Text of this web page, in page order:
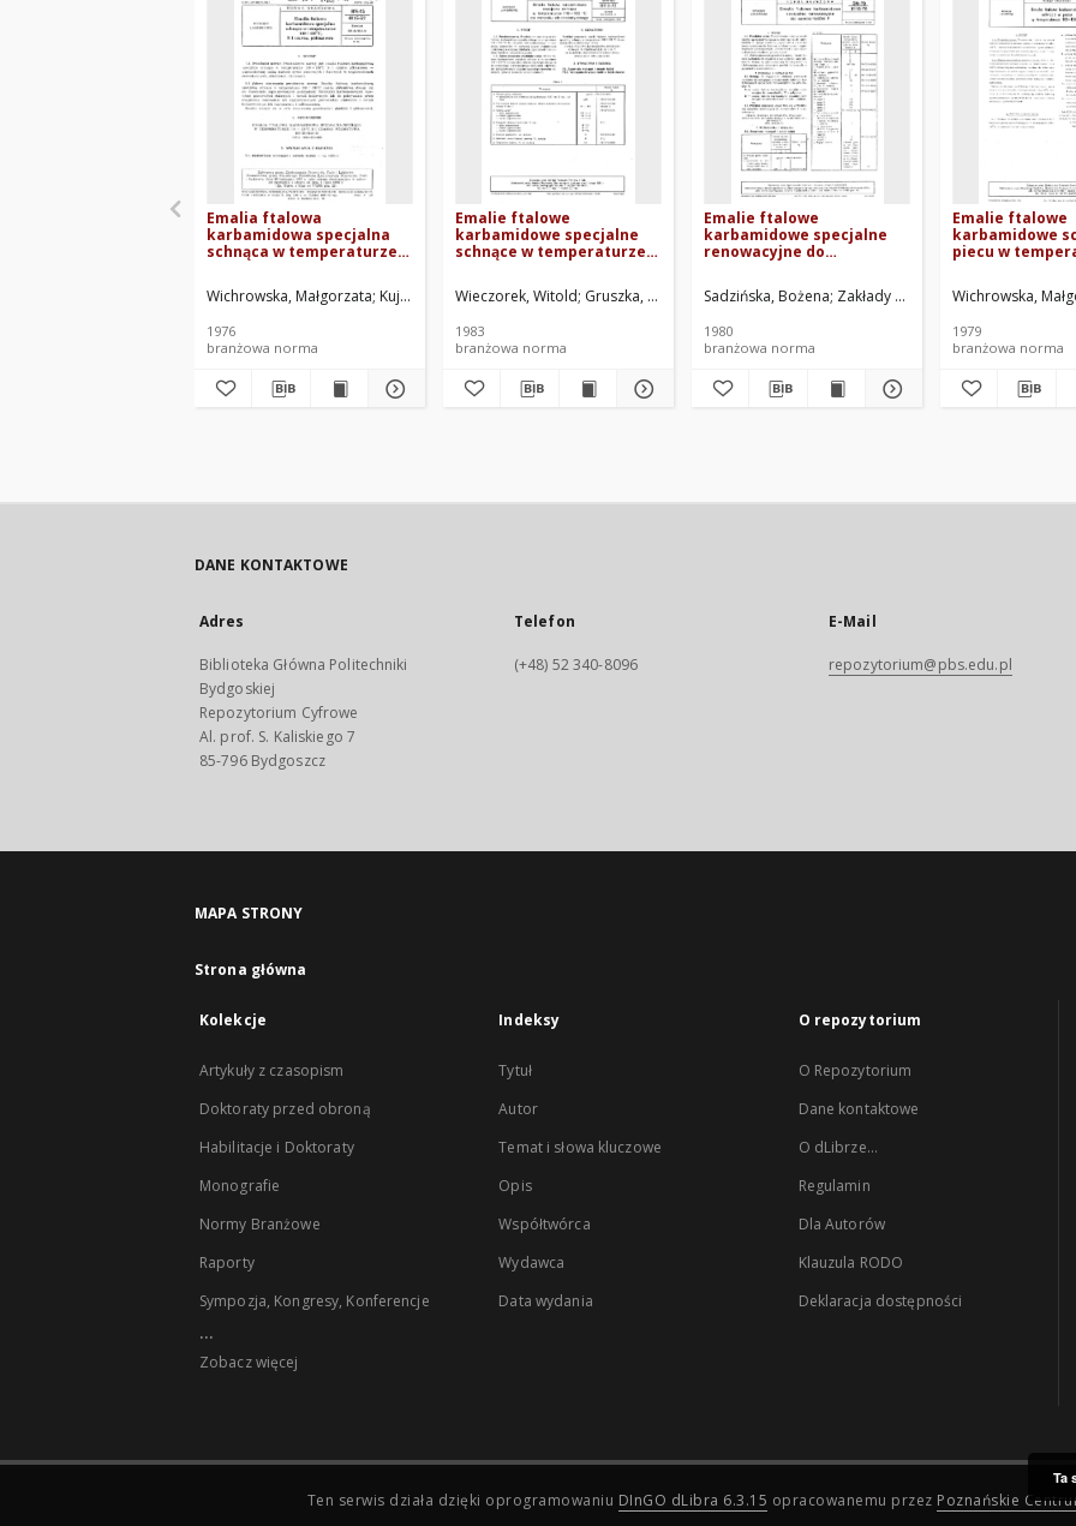
Emalia ftalowa
karbamidowa specjalna
schnąca w temperaturze
półmatowa BN-75/6115-52
Wichrowska, Małgorzata Kujawska Fabryka Farb i Lakierów, Włocławek. Oprac.
1976
branżowa norma
Emalie ftalowe
karbamidowe specjalne
schnące w temperaturze
elektrostatycznego BN-
83/6115-72
Wieczorek, Witold Gruszka, Stanisław Turoń, Jan Cieszyńska Fabryka Farb i Lakierów
1983
branżowa norma
Emalie ftalowe
karbamidowe specjalne
renowacyjne do
Sadzińska, Bożena Zakłady Farb we Włocławku.
1980
branżowa norma
Emalie ftalowe
karbamidowe
piecu w
Wichrowska,
1979
branżowa norma
DANE KONTAKTOWE
Adres
Biblioteka Główna Politechniki
Bydgoskiej
Repozytorium Cyfrowe
Al. prof. S. Kaliskiego 7
85-796 Bydgoszcz
Telefon
(+48) 52 340-8096
E-Mail
repozytorium@pbs.edu.pl
MAPA STRONY
Strona główna
Kolekcje
Artykuły z czasopism
Doktoraty przed obroną
Habilitacje i Doktoraty
Monografie
Normy Branżowe
Raporty
Sympozja, Kongresy, Konferencje
...
Zobacz więcej
Indeksy
Tytuł
Autor
Temat i słowa kluczowe
Opis
Współtwórca
Wydawca
Data wydania
O repozytorium
O Repozytorium
Dane kontaktowe
O dLibrze...
Regulamin
Dla Autorów
Klauzula RODO
Deklaracja dostępności
Ten serwis działa dzięki oprogramowaniu DInGO dLibra 6.3.15 opracowanemu przez Poznańskie
Ta